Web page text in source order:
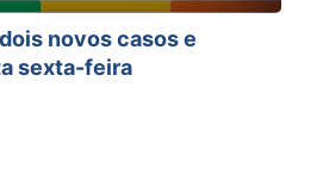
novos casos e
sexta-feira